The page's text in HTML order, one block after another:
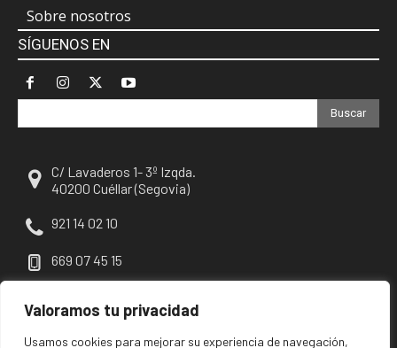
Valoramos tu privacidad
Usamos cookies para mejorar su experiencia de navegación,
Sobre nosotros
SÍGUENOS EN
Buscar
C/ Lavaderos 1- 3º Izqda.
40200 Cuéllar (Segovia)
921 14 02 10
669 07 45 15